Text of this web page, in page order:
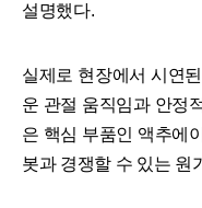
설명했다.
실제로 현장에서 시연
운 관절 움직임과 안정
은 핵심 부품인 액추에
봇과 경쟁할 수 있는 원